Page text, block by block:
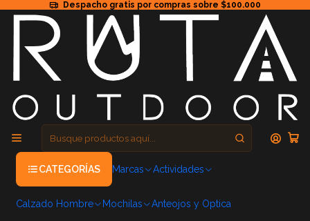
Despacho gratis por compras sobre $100.000
CATEGORÍAS Marcas Actividades
Calzado Hombre Mochilas Anteojos y Optica